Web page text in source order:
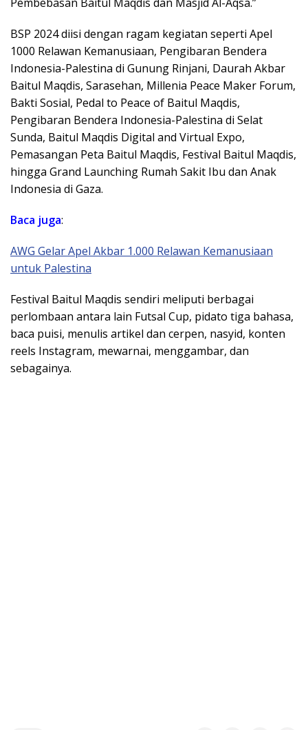
BSP 2024 diisi dengan ragam kegiatan seperti Apel
1000 Relawan Kemanusiaan, Pengibaran Bendera
Indonesia-Palestina di Gunung Rinjani, Daurah Akbar
Baitul Maqdis, Sarasehan, Millenia Peace Maker Forum,
Bakti Sosial, Pedal to Peace of Baitul Maqdis,
Pengibaran Bendera Indonesia-Palestina di Selat
Sunda, Baitul Maqdis Digital and Virtual Expo,
Pemasangan Peta Baitul Maqdis, Festival Baitul Maqdis,
hingga Grand Launching Rumah Sakit Ibu dan Anak
Indonesia di Gaza.
Baca juga:
AWG Gelar Apel Akbar 1.000 Relawan Kemanusiaan
untuk Palestina
Festival Baitul Maqdis sendiri meliputi berbagai
perlombaan antara lain Futsal Cup, pidato tiga bahasa,
baca puisi, menulis artikel dan cerpen, nasyid, konten
reels Instagram, mewarnai, menggambar, dan
sebagainya.